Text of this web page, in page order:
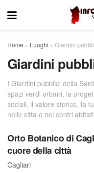
Home » Luoghi » Giardini
Giardini
I Giardini pubblici della
spazi verdi urbani, la
sociali, il valore storico, la
nelle citta e nei centri
Orto Botanico di
cuore della città
Cagliari